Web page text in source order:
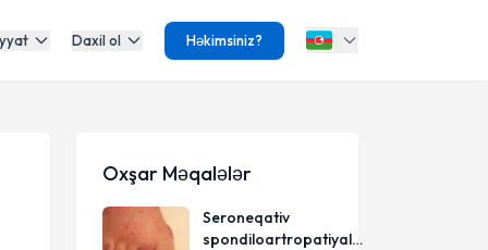
Daxil ol Həkimsiniz?
Oxşar Məqalələr
Seroneqativ
spondiloartropatiyalar